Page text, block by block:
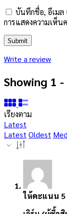
บันทึกชื่อ, อีเมล
การแสดงความเห็น
Write a review
Showing 1
เรียงตาม
Latest
Latest Oldest
ให้คะแนน 5